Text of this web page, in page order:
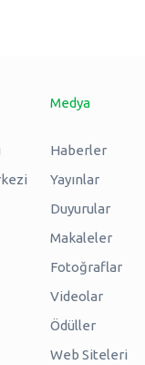
Medya
Haberler
Yayınlar
Duyurular
Makaleler
Fotoğraflar
Videolar
Ödüller
Web Siteleri